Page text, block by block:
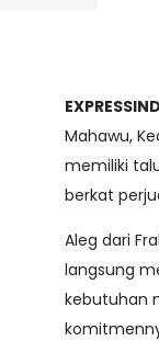
Mahawu,
memiliki
berkat
Aleg dari
langsung
kebutuhan